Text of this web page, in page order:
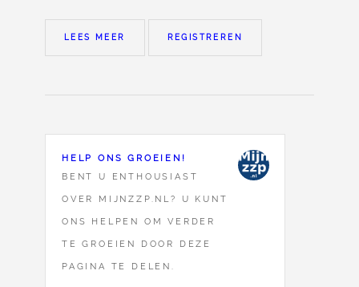
LEES MEER REGISTREREN
HELP ONS GROEIEN!
BENT U ENTHOUSIAST
OVER MIJNZZP.NL? U KUNT
ONS HELPEN OM VERDER
TE GROEIEN DOOR DEZE
PAGINA TE DELEN.